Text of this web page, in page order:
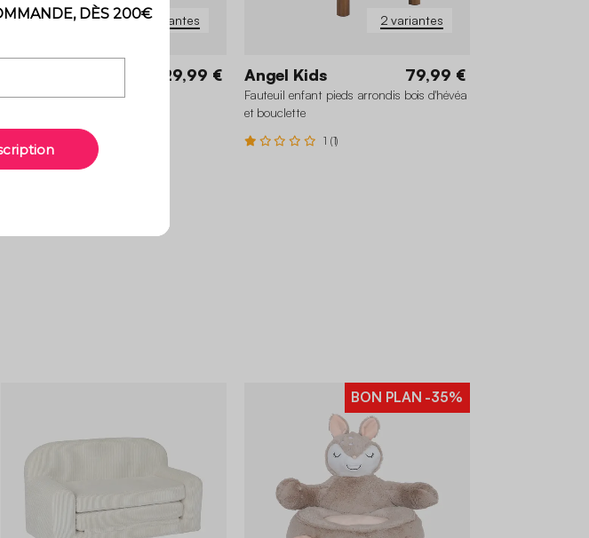
3 variantes
29,99 €
Pouf enfant tissu chenille
2 variantes
Angel Kids 79,99 €
Fauteuil enfant pieds arrondis bois d'hévéa
et bouclette
1 (1)
BON PLAN -35%